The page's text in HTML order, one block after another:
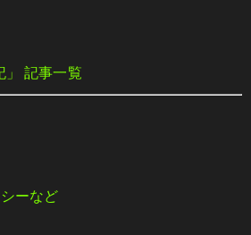
」 記事一覧
ーなど